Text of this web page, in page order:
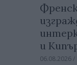
и
06.08.2026 /